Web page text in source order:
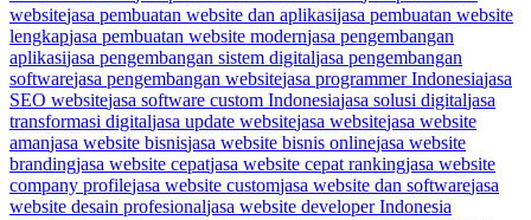
websitejasa pembuatan website dan aplikasijasa pembuatan website
lengkapjasa pembuatan website modernjasa pengembangan
aplikasijasa pengembangan sistem digitaljasa pengembangan
softwarejasa pengembangan websitejasa programmer Indonesiajasa
SEO websitejasa software custom Indonesiajasa solusi digitaljasa
transformasi digitaljasa update websitejasa websitejasa website
amanjasa website bisnisjasa website bisnis onlinejasa website
brandingjasa website cepatjasa website cepat rankingjasa website
company profilejasa website customjasa website dan softwarejasa
website desain profesionaljasa website developer Indonesia